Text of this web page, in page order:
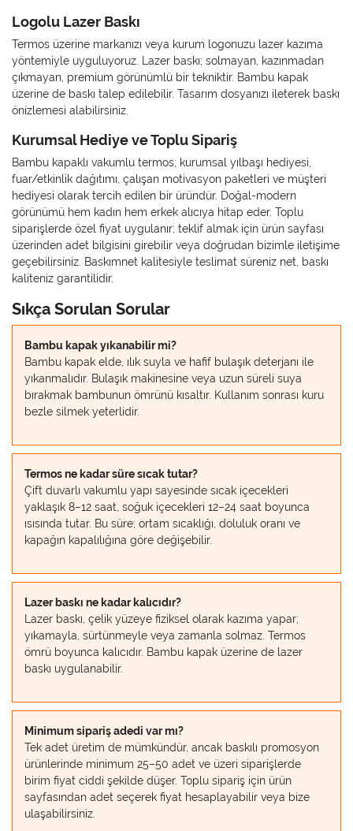
Logolu Lazer Baskı
Termos üzerine markanızı veya kurum logonuzu lazer kazıma
yöntemiyle uyguluyoruz. Lazer baskı; solmayan, kazınmadan
çıkmayan, premium görünümlü bir tekniktir. Bambu kapak
üzerine de baskı talep edilebilir. Tasarım dosyanızı ileterek baskı
önizlemesi alabilirsiniz.
Kurumsal Hediye ve Toplu Sipariş
Bambu kapaklı vakumlu termos; kurumsal yılbaşı hediyesi,
fuar/etkinlik dağıtımı, çalışan motivasyon paketleri ve müşteri
hediyesi olarak tercih edilen bir üründür. Doğal-modern
görünümü hem kadın hem erkek alıcıya hitap eder. Toplu
siparişlerde özel fiyat uygulanır; teklif almak için ürün sayfası
üzerinden adet bilgisini girebilir veya doğrudan bizimle iletişime
geçebilirsiniz. Baskımnet kalitesiyle teslimat süreniz net, baskı
kaliteniz garantilidir.
Sıkça Sorulan Sorular
Bambu kapak yıkanabilir mi?
Bambu kapak elde, ılık suyla ve hafif bulaşık deterjanı ile
yıkanmalıdır. Bulaşık makinesine veya uzun süreli suya
bırakmak bambunun ömrünü kısaltır. Kullanım sonrası kuru
bezle silmek yeterlidir.
Termos ne kadar süre sıcak tutar?
Çift duvarlı vakumlu yapı sayesinde sıcak içecekleri
yaklaşık 8–12 saat, soğuk içecekleri 12–24 saat boyunca
ısısında tutar. Bu süre; ortam sıcaklığı, doluluk oranı ve
kapağın kapalılığına göre değişebilir.
Lazer baskı ne kadar kalıcıdır?
Lazer baskı, çelik yüzeye fiziksel olarak kazıma yapar;
yıkamayla, sürtünmeyle veya zamanla solmaz. Termos
ömrü boyunca kalıcıdır. Bambu kapak üzerine de lazer
baskı uygulanabilir.
Minimum sipariş adedi var mı?
Tek adet üretim de mümkündür, ancak baskılı promosyon
ürünlerinde minimum 25–50 adet ve üzeri siparişlerde
birim fiyat ciddi şekilde düşer. Toplu sipariş için ürün
sayfasından adet seçerek fiyat hesaplayabilir veya bize
ulaşabilirsiniz.